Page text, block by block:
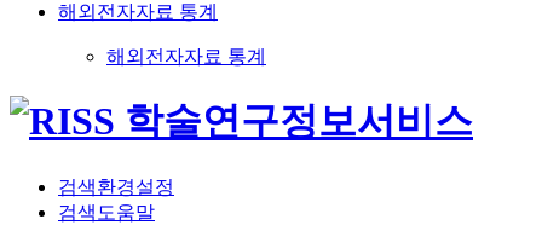
해외전자자료 통계
해외전자자료 통계
검색환경설정
검색도움말